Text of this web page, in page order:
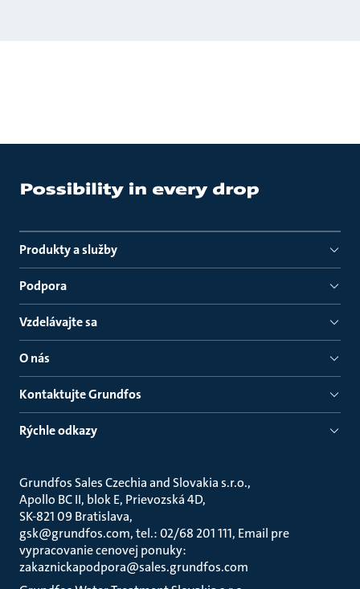
Produkty a služby
Podpora
Vzdelávajte sa
O nás
Kontaktujte Grundfos
Rýchle odkazy
Grundfos Sales Czechia and Slovakia s.r.o.
Apollo BC II, blok E, Prievozská 4D
SK-821 09 Bratislava
gsk@grundfos.com, tel.: 02/68 201 111, Email pre
vypracovanie cenovej ponuky:
zakaznickapodpora@sales.grundfos.com